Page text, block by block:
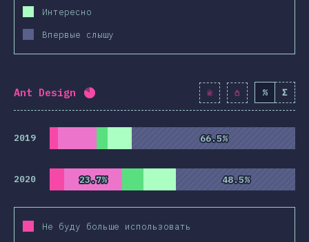
Интересно
Впервые слышу
Ant Design Процент заполнения: 82 (9428)
% Σ
2019 66.5%
66.5%
2020 23.7%
23.7% 48.5%
48.5%
Не буду больше использовать